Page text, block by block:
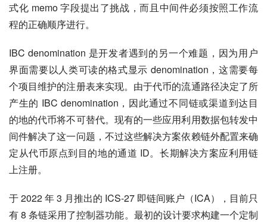
式化 memo 字段提出了挑战，而且中间件必须按照工作流
程的正确顺序进行。
IBC denomination 是开发者遇到的另一个难题，因为用户
界面需要以人类可读的格式显示 denomination，这需要每
个项目维护的注册表来实现。由于代币的流通路径决定了所
产生的 IBC denomination，因此通过不同链或渠道到达目
的地的代币将不可替代。现有的一些应用利用数据包转发中
间件解决了这一问题，不过这些解决方案依赖链外配置来确
定从代币原点到目的地的通道 ID。长期解决方案应利用链
上注册。
于 2022 年 3 月推出的 ICS-27 即链间账户（ICA），目前只
有 8 条链采用了控制器功能。最初的设计要求构建一个定制